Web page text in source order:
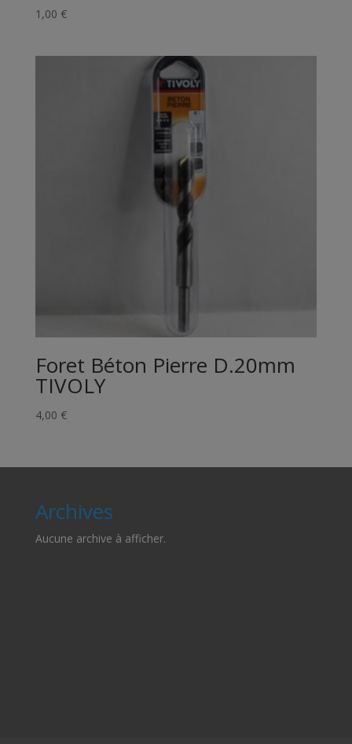
1,00 €
Foret Béton Pierre D.20mm
TIVOLY
4,00 €
Archives
Aucune archive à afficher.